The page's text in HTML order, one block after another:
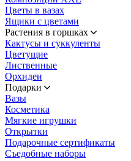
Цветы в вазах
Ящики с цветами
Растения в горшках
Кактусы и суккуленты
Цветущие
Лиственные
Орхидеи
Подарки
Вазы
Косметика
Мягкие игрушки
Открытки
Подарочные сертификаты
Съедобные наборы